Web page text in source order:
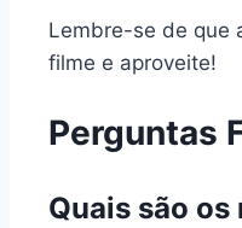
Lembre-se de que
filme e aproveite!
Perguntas
Quais são